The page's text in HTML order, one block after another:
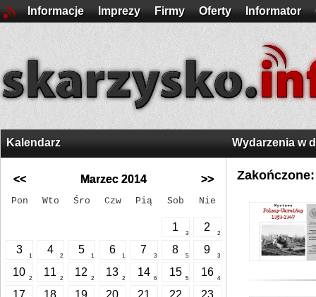
Informacje Imprezy Firmy Oferty Informator
Kalendarz
<< Marzec 2014 >>
Pon Wto Śro Czw Pią Sob Nie
1
3
2
2
3
1
4
2
5
1
6
1
7
3
8
5
9
3
10
2
11
2
12
2
13
2
14
6
15
5
16
4
17 18 19 20 21 22 23
Wydarzenia w
Zakończone: